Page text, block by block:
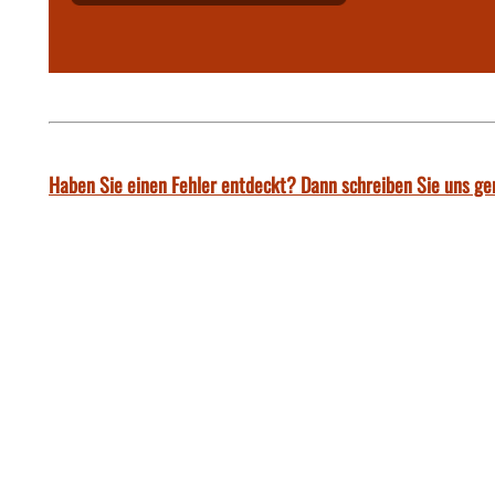
Haben Sie einen Fehler entdeckt? Dann schreiben Sie uns